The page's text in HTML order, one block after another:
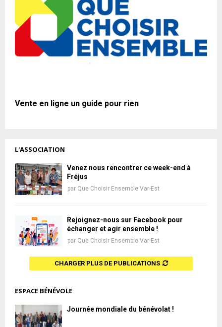
Vente en ligne un guide pour rien
L'ASSOCIATION
Venez nous rencontrer ce week-end à
Fréjus
par Que Choisir Ensemble Var-Est
Rejoignez-nous sur Facebook pour
échanger et agir ensemble !
par Que Choisir Ensemble Var-Est
CHARGER PLUS DE PUBLICATIONS
ESPACE BÉNÉVOLE
Journée mondiale du bénévolat !